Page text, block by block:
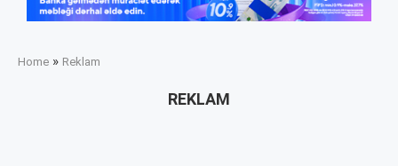
Home » Reklam
REKLAM